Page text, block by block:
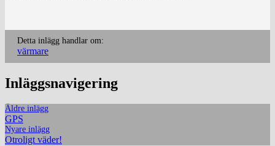
Detta inlägg handlar om:
värmare
Inläggsnavigering
Äldre inlägg
GPS
Nyare inlägg
Otroligt väder!